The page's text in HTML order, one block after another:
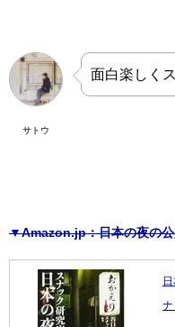
サトウ
面白楽しく
▼Amazon.jp：日本の夜の公
ナ